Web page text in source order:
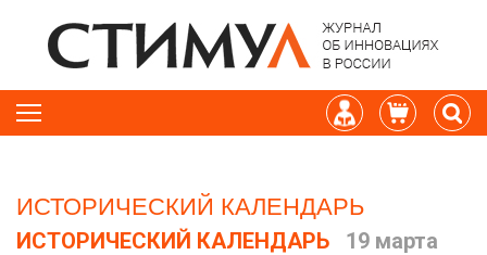
ИСТОРИЧЕСКИЙ КАЛЕНДАРЬ
ИСТОРИЧЕСКИЙ КАЛЕНДАРЬ 19 марта